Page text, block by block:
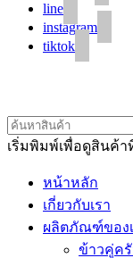
line
instagram
tiktok
เริ่มพิมพ์เพื่อดูสินค้
หน้าหลัก
เกี่ยวกับเรา
ผลิตภัณฑ์ของ
ข้าวคู่ครั